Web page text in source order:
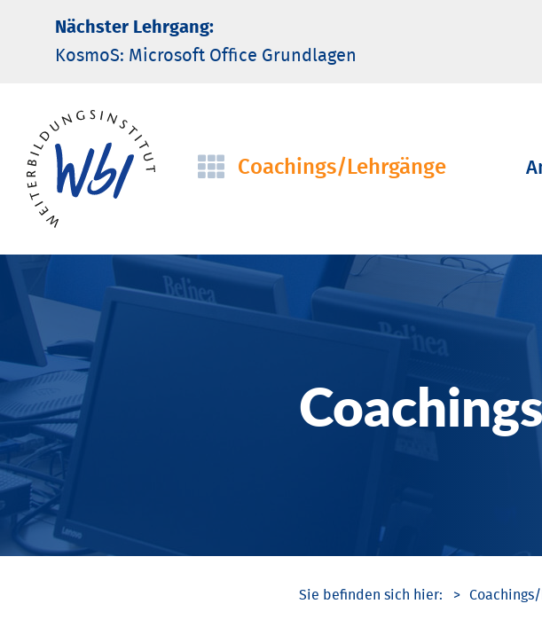
Nächster Lehrgang:
KosmoS: Microsoft Office Grund­lagen
Navigation
Coachings/­Lehrgänge